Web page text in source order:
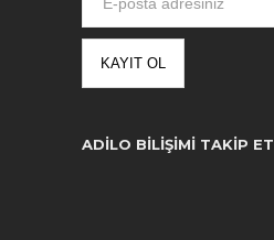
ADILO BILIŞIMI TAKIP ET